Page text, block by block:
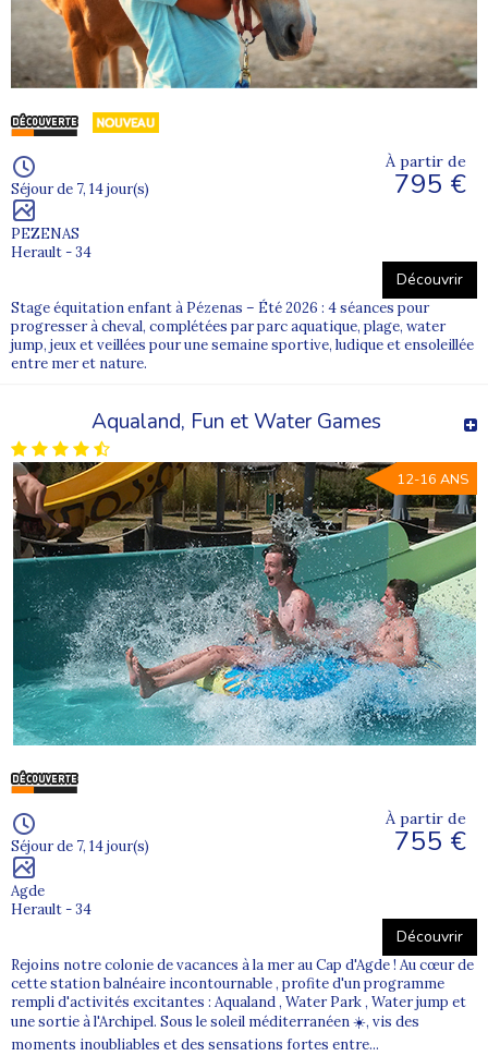
Séjour de 7, 14 jour(s)
PEZENAS
Herault - 34
À partir de
795 €
Découvrir
Stage équitation enfant à Pézenas – Été 2026 : 4 séances pour
progresser à cheval, complétées par parc aquatique, plage, water
jump, jeux et veillées pour une semaine sportive, ludique et ensoleillée
entre mer et nature.
Aqualand, Fun et Water Games
12-16 ANS
Séjour de 7, 14 jour(s)
Agde
Herault - 34
À partir de
755 €
Découvrir
Rejoins notre colonie de vacances à la mer au Cap d'Agde ! Au cœur de
cette station balnéaire incontournable , profite d'un programme
rempli d'activités excitantes : Aqualand , Water Park , Water jump et
une sortie à l'Archipel. Sous le soleil méditerranéen ☀️, vis des
moments inoubliables et des sensations fortes entre...